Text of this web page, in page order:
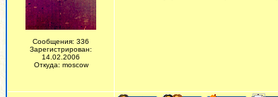
Сообщения: 336
Зарегистрирован:
14.02.2006
Откуда: moscow